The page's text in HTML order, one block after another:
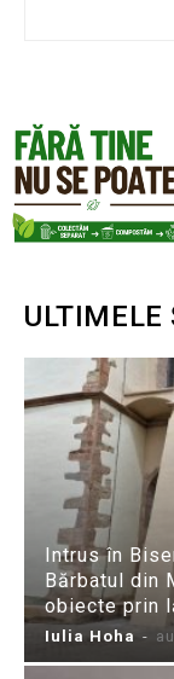
ULTIMELE
Intrus în
Bărbatul din
obiecte prin
Iulia Hoha -